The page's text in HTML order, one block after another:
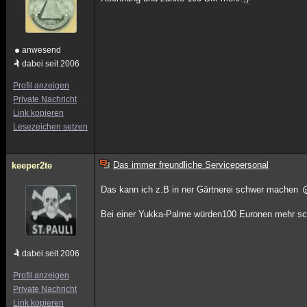
anwesend
dabei seit 2006
Profil anzeigen
Private Nachricht
Link kopieren
Lesezeichen setzen
keeper2te
dabei seit 2006
Profil anzeigen
Private Nachricht
Link kopieren
Das immer freundliche Servicepersonal
Das kann ich z.B in ner Gärtnerei schwer machen
Bei einer Yukka-Palme würden100 Euronen mehr